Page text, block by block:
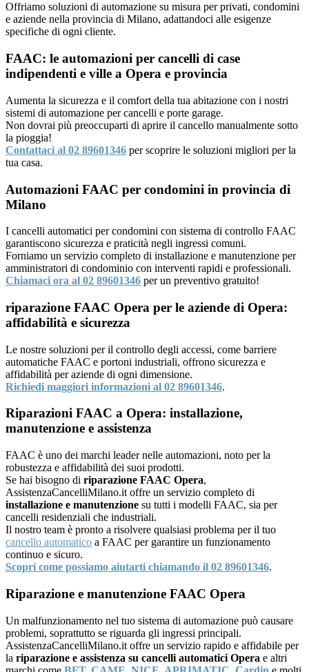
Offriamo soluzioni di automazione su misura per privati, condomini
e aziende nella provincia di Milano, adattandoci alle esigenze
specifiche di ogni cliente.
FAAC: le automazioni per cancelli di case
indipendenti e ville a Opera e provincia
Aumenta la sicurezza e il comfort della tua abitazione con i nostri
sistemi di automazione per cancelli e porte garage.
Non dovrai più preoccuparti di aprire il cancello manualmente sotto
la pioggia!
Contattaci al 02 89601346 per scoprire le soluzioni migliori per la
tua casa.
Automazioni FAAC per condomini in provincia di
Milano
I cancelli automatici per condomini con sistema di controllo FAAC
garantiscono sicurezza e praticità negli ingressi comuni.
Forniamo un servizio completo di installazione e manutenzione per
amministratori di condominio con interventi rapidi e professionali.
Chiamaci ora al 02 89601346 per un preventivo gratuito!
riparazione FAAC Opera per le aziende di Opera:
affidabilità e sicurezza
Le nostre soluzioni per il controllo degli accessi, come barriere
automatiche FAAC e portoni industriali, offrono sicurezza e
affidabilità per aziende di ogni dimensione.
Richiedi maggiori informazioni al 02 89601346.
Riparazioni FAAC a Opera: installazione,
manutenzione e assistenza
FAAC è uno dei marchi leader nelle automazioni, noto per la
robustezza e affidabilità dei suoi prodotti.
Se hai bisogno di riparazione FAAC Opera,
AssistenzaCancelliMilano.it offre un servizio completo di
installazione e manutenzione su tutti i modelli FAAC, sia per
cancelli residenziali che industriali.
Il nostro team è pronto a risolvere qualsiasi problema per il tuo
cancello automatico a FAAC per garantire un funzionamento
continuo e sicuro.
Scopri come possiamo aiutarti chiamando il 02 89601346.
Riparazione e manutenzione FAAC Opera
Un malfunzionamento nel tuo sistema di automazione può causare
problemi, soprattutto se riguarda gli ingressi principali.
AssistenzaCancelliMilano.it offre un servizio rapido e affidabile per
la riparazione e assistenza su cancelli automatici Opera e altri